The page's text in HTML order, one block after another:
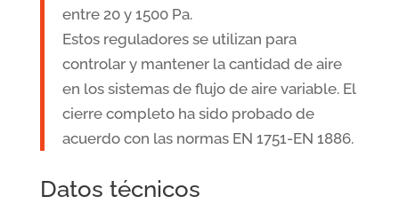
entre 20 y 1500 Pa.
Estos reguladores se utilizan para
controlar y mantener la cantidad de aire
en los sistemas de flujo de aire variable. El
cierre completo ha sido probado de
acuerdo con las normas EN 1751-EN 1886.
Datos técnicos